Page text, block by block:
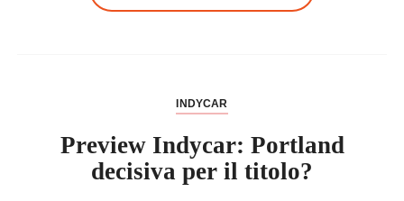
INDYCAR
Preview Indycar: Portland
decisiva per il titolo?